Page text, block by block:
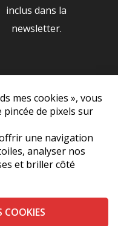
mes cookies », vous
de pixels sur
une navigation
analyser nos
et briller côté
COOKIES
inclus dans la
newsletter.
|
Vie Privée